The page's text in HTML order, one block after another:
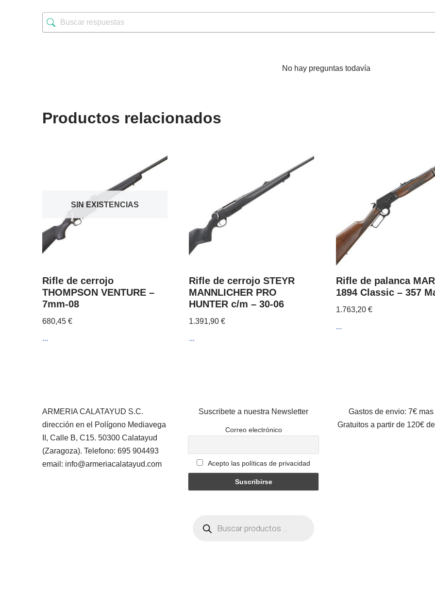
No hay preguntas todavía
Productos relacionados
SIN EXISTENCIAS
Rifle de cerrojo
THOMPSON VENTURE –
7mm-08
680,45 €
...
Rifle de cerrojo STEYR
MANNLICHER PRO
HUNTER c/m – 30-06
1.391,90€
...
Rifle de palanca
1894 Classic – 357
1.763,20 €
...
ARMERIA CALATAYUD S.C.
dirección en el Polígono Mediavega
II, Calle B, C15. 50300 Calatayud
(Zaragoza). Telefono: 695 904493
email: info@armeriacalatayud.com
Suscribete a nuestra Newsletter
Correo electrónico
Acepto las políticas de privacidad
Gastos de envio: 7€ mas
Gratuitos a partir de 120€